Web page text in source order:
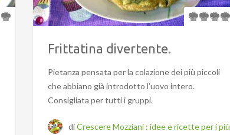
Frittatina divertente.
Pietanza pensata per la colazione dei più piccoli
che abbiano già introdotto l’uovo intero.
Consigliata per tutti i gruppi.
diCrescere Mozziani : idee e ricette per i più